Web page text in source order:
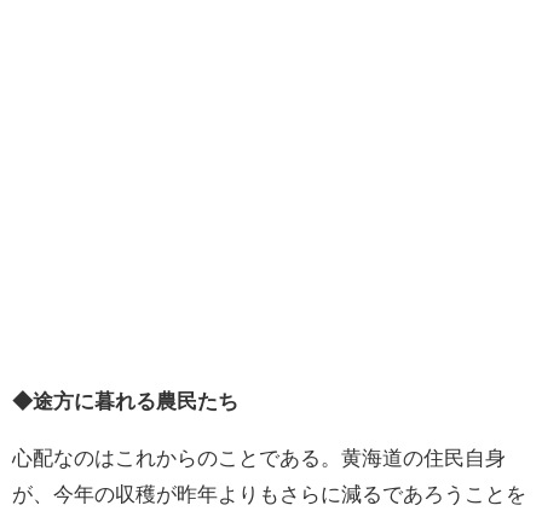
◆途方に暮れる農民たち
心配なのはこれからのことである。黄海道の住民自身
が、今年の収穫が昨年よりもさらに減るであろうことを